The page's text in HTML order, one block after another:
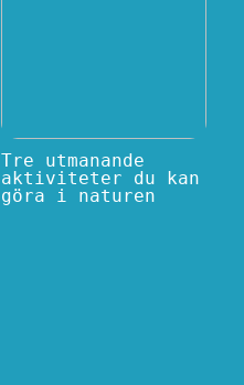
Tre utmanande
aktiviteter du kan
göra i naturen